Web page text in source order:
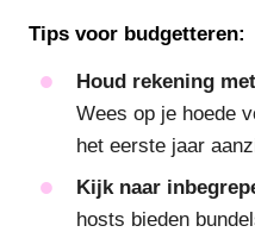
Tips voor budgetteren:
Houd rekening
Wees op je hoede
het eerste jaar
Kijk naar
hosts bieden